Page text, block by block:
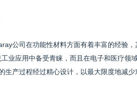
公司在功能性材料方面有着丰富的经验
业应用中备受青睐，而且在电子和医疗领
生产过程经过精心设计，以最大限度地减